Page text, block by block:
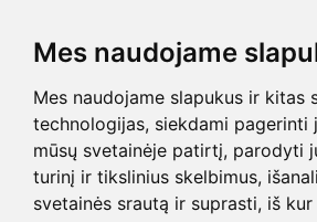
Mes naudojame
Mes naudojame slapukus ir kitas
technologijas, siekdami pagerinti
mūsų svetainėje patirtį, parodyti
turinį ir tikslinius skelbimus,
svetainės srautą ir suprasti, iš kur